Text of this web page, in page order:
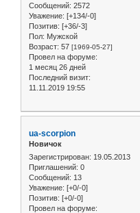
Сообщений: 2572
Уважение: [+134/-0]
Позитив: [+36/-3]
Пол: Мужской
Возраст: 57 [1969-05-27]
Провел на форуме:
1 месяц 26 дней
Последний визит:
11.11.2019 19:55
ua-scorpion
Новичок
Зарегистрирован: 19.05.2013
Приглашений: 0
Сообщений: 13
Уважение: [+0/-0]
Позитив: [+0/-0]
Провел на форуме: